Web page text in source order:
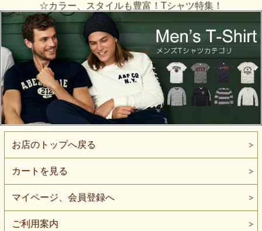
☆カラー、スタイルも豊富！Tシャツ特集！
お店のトップへ戻る
カートを見る
マイページ、会員登録へ
ご利用案内